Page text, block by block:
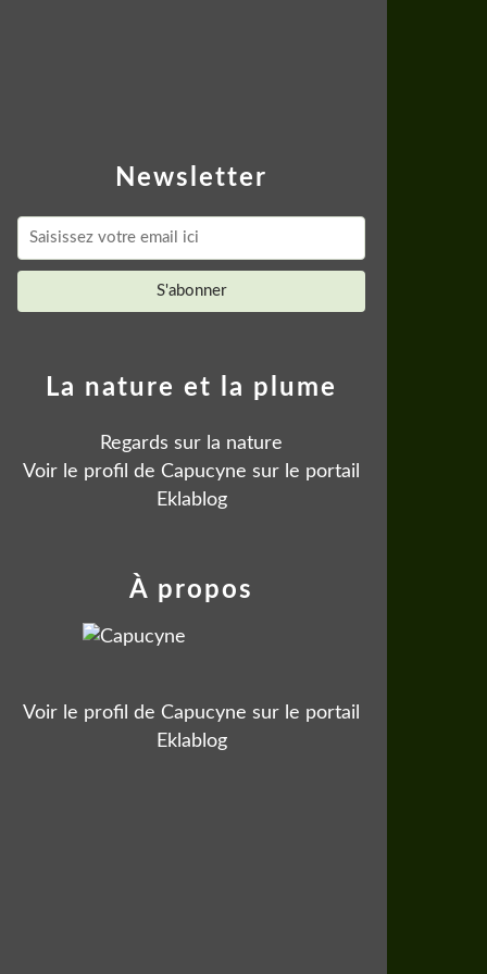
Newsletter
La nature et la plume
Regards sur la nature
Voir le profil de Capucyne sur le portail
Eklablog
À propos
Voir le profil de Capucyne sur le portail
Eklablog